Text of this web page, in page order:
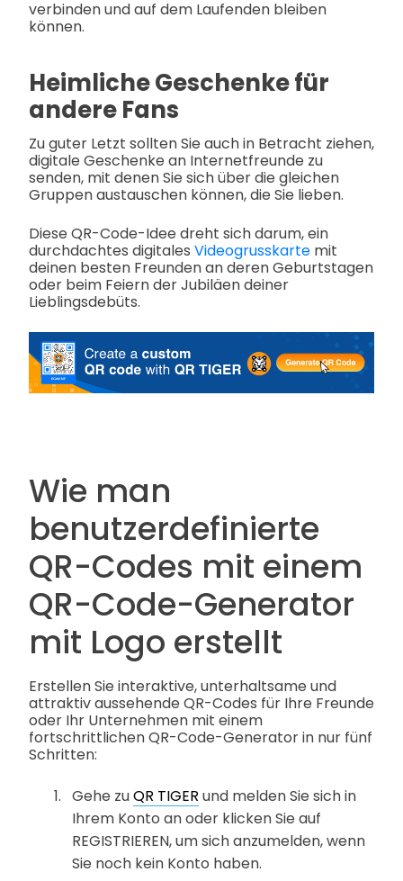
verbinden und auf dem Laufenden bleiben
können.
Heimliche Geschenke für
andere Fans
Zu guter Letzt sollten Sie auch in Betracht ziehen,
digitale Geschenke an Internetfreunde zu
senden, mit denen Sie sich über die gleichen
Gruppen austauschen können, die Sie lieben.
Diese QR-Code-Idee dreht sich darum, ein
durchdachtes digitales Videogrusskarte mit
deinen besten Freunden an deren Geburtstagen
oder beim Feiern der Jubiläen deiner
Lieblingsdebüts.
Wie man
benutzerdefinierte
QR-Codes mit einem
QR-Code-Generator
mit Logo erstellt
Erstellen Sie interaktive, unterhaltsame und
attraktiv aussehende QR-Codes für Ihre Freunde
oder Ihr Unternehmen mit einem
fortschrittlichen QR-Code-Generator in nur fünf
Schritten:
Gehe zuQR TIGER und melden Sie sich in
Ihrem Konto an oder klicken Sie auf
REGISTRIEREN, um sich anzumelden, wenn
Sie noch kein Konto haben.